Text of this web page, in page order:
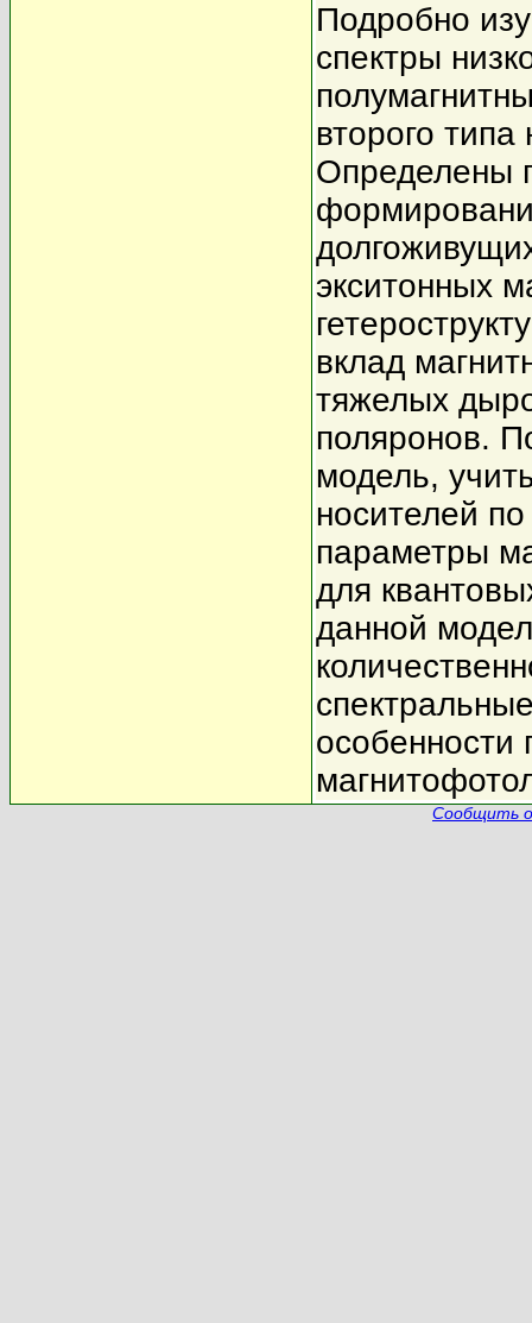
Подробно
спектры
второго
Определены
экситонных
вклад
тяжелых
поляронов.
модель,
носителей
параметры
для
данной
особенности
Сообщить о